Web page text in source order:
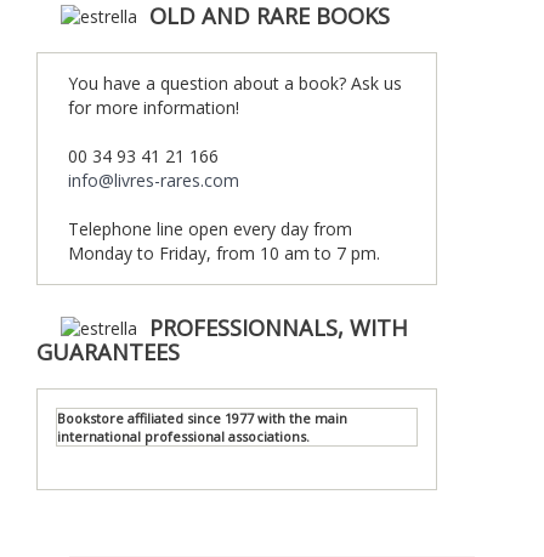
OLD AND RARE BOOKS
You have a question about a book? Ask us
for more information!
00 34 93 41 21 166
info@livres-rares.com
Telephone line open every day from
Monday to Friday, from 10 am to 7 pm.
PROFESSIONNALS, WITH
GUARANTEES
Bookstore affiliated since 1977 with the main
international professional associations.